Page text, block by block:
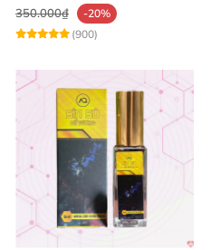
350.000₫
-20%
(900)